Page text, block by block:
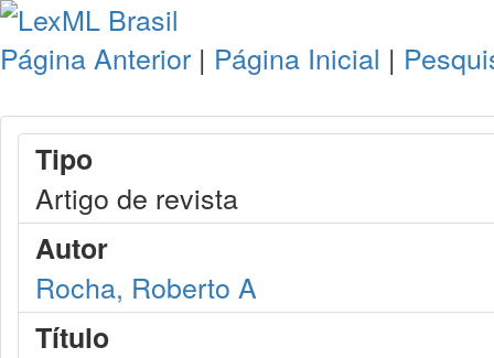
Página Anterior | Página Inicial |
Tipo
Artigo de revista
Autor
Rocha, Roberto A
Título